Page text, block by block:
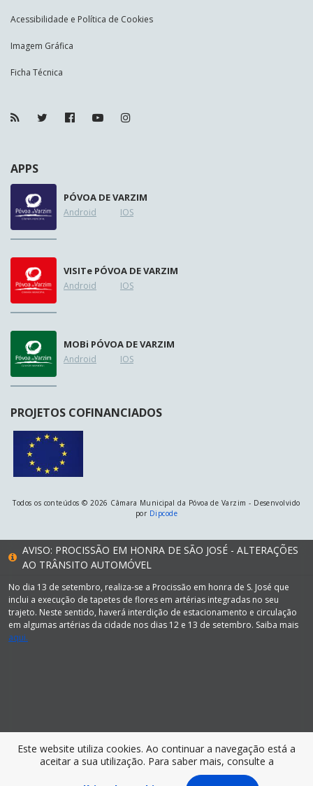
Acessibilidade e Política de Cookies
Imagem Gráfica
Ficha Técnica
APPS
PÓVOA DE VARZIM
Android IOS
VISITe PÓVOA DE VARZIM
Android IOS
MOBi PÓVOA DE VARZIM
Android IOS
PROJETOS COFINANCIADOS
Todos os conteúdos © 2026 Câmara Municipal da Póvoa de Varzim - Desenvolvido
por Dipcode
AVISO: PROCISSÃO EM HONRA DE SÃO JOSÉ - ALTERAÇÕES
AO TRÂNSITO AUTOMÓVEL
No dia 13 de setembro, realiza-se a Procissão em honra de S. José que
inclui a execução de tapetes de flores em artérias integradas no seu
trajeto. Neste sentido, haverá interdição de estacionamento e circulação
em algumas artérias da cidade nos dias 12 e 13 de setembro. Saiba mais
aqui.
Este website utiliza cookies. Ao continuar a navegação está a
aceitar a sua utilização. Para saber mais, consulte a